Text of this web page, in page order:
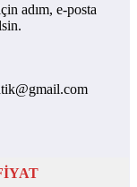
adım, e-posta